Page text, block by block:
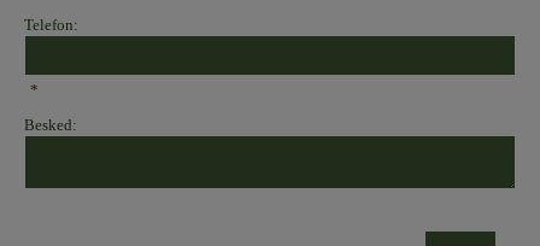
Telefon:
*
Besked: